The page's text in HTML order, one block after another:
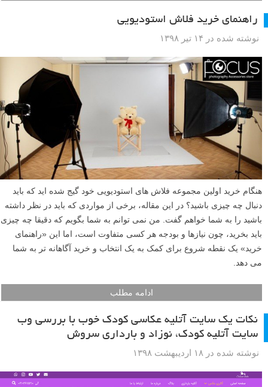
راهنمای خرید فلاش استودیویی
نوشته شده در ۱۴ تیر ۱۳۹۸
هنگام خرید اولین مجموعه فلاش های استودیویی خود گیج شده اید که باید
دنبال چه چیزی باشید؟ در این مقاله، برخی از مواردی که باید در نظر داشته
باشید را به شما خواهم گفت. من نمی توانم به شما بگویم که دقیقا چه چیزی
باید بخرید، چون نیازها و بودجه هر کسی متفاوت است، اما این «راهنمای
خرید» یک نقطه شروع برای کمک به یک انتخاب و خرید آگاهانه تر به شما
می دهد.
ادامه مطلب
نکات یک سایت آتلیه عکاسی کودک خوب با بررسی وب
سایت آتلیه کودک، نوزاد و بارداری سروش
نوشته شده در ۱۸ اردیبهشت ۱۳۹۸